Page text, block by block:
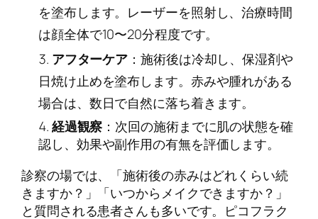
を塗布します。レーザーを照射し、治療時間
は顔全体で10〜20分程度です。
アフターケア ：施術後は冷却し、保湿剤や
日焼け止めを塗布します。赤みや腫れがある
場合は、数日で自然に落ち着きます。
経過観察 ：次回の施術までに肌の状態を確
認し、効果や副作用の有無を評価します。
診察の場では、「施術後の赤みはどれくらい続
きますか？」「いつからメイクできますか？」
と質問される患者さんも多いです。ピコフラク